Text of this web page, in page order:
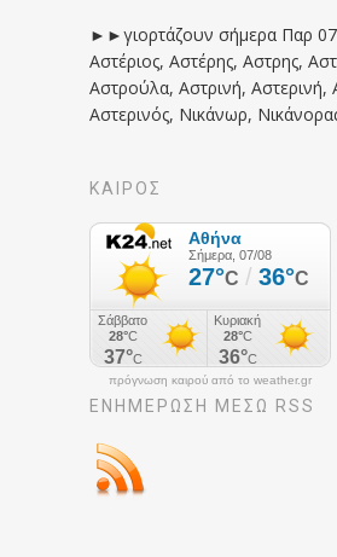
►►γιορτάζουν σήμερα Παρ
Αστέριος, Αστέρης, Αστρης,
Αστρούλα, Αστρινή, Αστερινή,
Αστερινός, Νικάνωρ,
ΚΑΙΡΟΣ
πρόγνωση καιρού από το weather.gr
ΕΝΗΜΈΡΩΣΉ ΜΕΣΩ RSS